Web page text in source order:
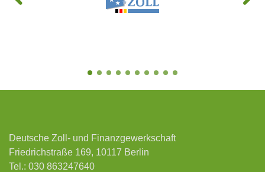
Deutsche Zoll- und Finanzgewerkschaft
Friedrichstraße 169, 10117 Berlin
Tel.: 030 863247640